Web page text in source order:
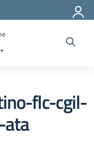
flc-cgil-